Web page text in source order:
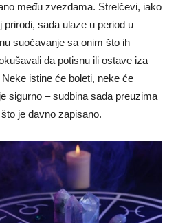
među zvezdama. Strelčevi, iako
prirodi, sada ulaze u period u
suočavanje sa onim što ih
da potisnu ili ostave iza
istine će boleti, neke će
sigurno – sudbina sada preuzima
je davno zapisano.